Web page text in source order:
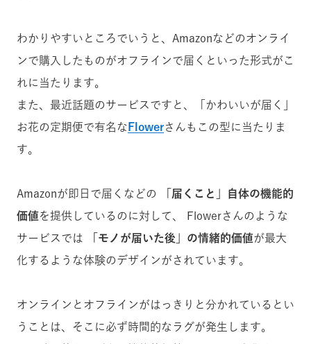
わかりやすいところでいうと、Amazonなどのオンライ
ンで購入したものがオフラインで届くといった形式がこ
れに当たります。
また、最近話題のサービスですと、「かわいいが届く」
お花の定期便で有名な Flowerさんもこの型に当たりま
す。
Amazonが即日で届くなどの
「届くこと」自体の機能的
価値を提供しているのに対して、Flowerさんのような
サービスでは
「モノが届いた後」の情緒的価値が最大
化するような体験のデザインがされています。
オンラインとオフラインがはっきりと分かれているとい
うことは、そこに必ず時間的なラグが発生します。